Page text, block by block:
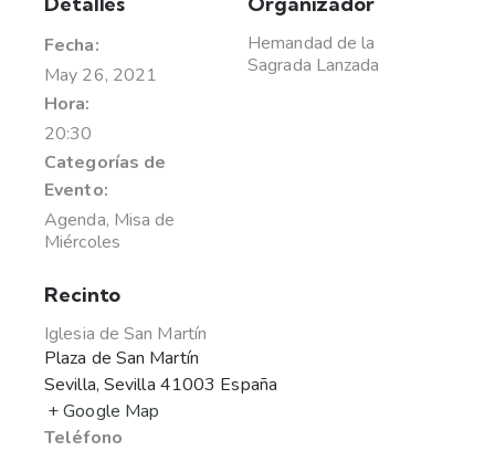
Fecha:
May 26, 2021
Hora:
20:30
Categorías de
Evento:
Agenda, Misa de
Miércoles
Hemandad de la
Sagrada Lanzada
Recinto
Iglesia de San Martín
Plaza de San Martín
Sevilla, Sevilla 41003 España
+ Google Map
Teléfono